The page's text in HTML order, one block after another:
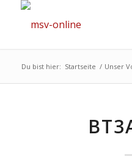
Du bist hier: Startseite / Unser